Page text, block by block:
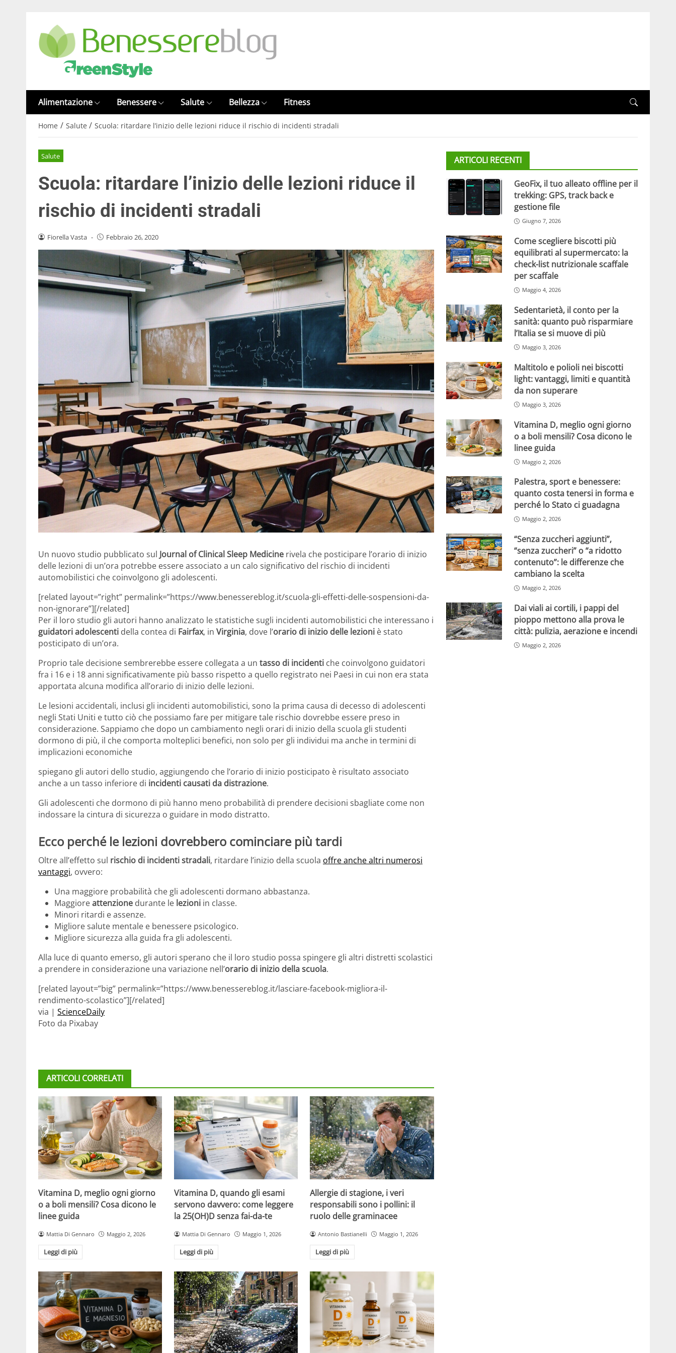
Alimentazione Benessere Salute Bellezza Fitness
Home / Salute / Scuola: ritardare l’inizio delle lezioni riduce il rischio di incidenti stradali
Salute
Scuola: ritardare l’inizio delle lezioni riduce il
rischio di incidenti stradali
Fiorella Vasta - Febbraio 26, 2020
Un nuovo studio pubblicato sul Journal of Clinical Sleep Medicine rivela che posticipare l’orario di inizio
delle lezioni di un’ora potrebbe essere associato a un calo significativo del rischio di incidenti
automobilistici che coinvolgono gli adolescenti.
[related layout=”right” permalink=”https://www.benessereblog.it/scuola-gli-effetti-delle-sospensioni-da-
non-ignorare”][/related]
Per il loro studio gli autori hanno analizzato le statistiche sugli incidenti automobilistici che interessano i
guidatori adolescenti della contea di Fairfax, in Virginia, dove l’orario di inizio delle lezioni è stato
posticipato di un’ora.
Proprio tale decisione sembrerebbe essere collegata a un tasso di incidenti che coinvolgono guidatori
fra i 16 e i 18 anni significativamente più basso rispetto a quello registrato nei Paesi in cui non era stata
apportata alcuna modifica all’orario di inizio delle lezioni.
Le lesioni accidentali, inclusi gli incidenti automobilistici, sono la prima causa di decesso di adolescenti
negli Stati Uniti e tutto ciò che possiamo fare per mitigare tale rischio dovrebbe essere preso in
considerazione. Sappiamo che dopo un cambiamento negli orari di inizio della scuola gli studenti
dormono di più, il che comporta molteplici benefici, non solo per gli individui ma anche in termini di
implicazioni economiche
spiegano gli autori dello studio, aggiungendo che l’orario di inizio posticipato è risultato associato
anche a un tasso inferiore di incidenti causati da distrazione.
Gli adolescenti che dormono di più hanno meno probabilità di prendere decisioni sbagliate come non
indossare la cintura di sicurezza o guidare in modo distratto.
Ecco perché le lezioni dovrebbero cominciare più tardi
Oltre all’effetto sul rischio di incidenti stradali, ritardare l’inizio della scuola offre anche altri numerosi
vantaggi, ovvero:
Una maggiore probabilità che gli adolescenti dormano abbastanza.
Maggioreattenzione durante le lezioni in classe.
Minori ritardi e assenze.
Migliore salute mentale e benessere psicologico.
Migliore sicurezza alla guida fra gli adolescenti.
Alla luce di quanto emerso, gli autori sperano che il loro studio possa spingere gli altri distretti scolastici
a prendere in considerazione una variazione nell’orario di inizio della scuola.
[related layout=”big” permalink=”https://www.benessereblog.it/lasciare-facebook-migliora-il-
rendimento-scolastico”][/related]
via | ScienceDaily
Foto da Pixabay
ARTICOLI CORRELATI
Vitamina D, meglio ogni giorno
o a boli mensili? Cosa dicono le
linee guida
Mattia Di Gennaro Maggio 2, 2026
Leggi di più
Vitamina D, quando gli esami
servono davvero: come leggere
la 25(OH)D senza fai-da-te
Mattia Di Gennaro Maggio 1, 2026
Leggi di più
Allergie di stagione, i veri
responsabili sono i pollini: il
ruolo delle graminacee
Antonio Bastianelli Maggio 1, 2026
Leggi di più
ARTICOLI RECENTI
GeoFix, il tuo alleato offline per il
trekking: GPS, track back e
gestione file
Giugno 7, 2026
Come scegliere biscotti più
equilibrati al supermercato: la
check-list nutrizionale scaffale
per scaffale
Maggio 4, 2026
Sedentarietà, il conto per la
sanità: quanto può risparmiare
l’Italia se si muove di più
Maggio 3, 2026
Maltitolo e polioli nei biscotti
light: vantaggi, limiti e quantità
da non superare
Maggio 3, 2026
Vitamina D, meglio ogni giorno
o a boli mensili? Cosa dicono le
linee guida
Maggio 2, 2026
Palestra, sport e benessere:
quanto costa tenersi in forma e
perché lo Stato ci guadagna
Maggio 2, 2026
“Senza zuccheri aggiunti”,
“senza zuccheri” o “a ridotto
contenuto”: le differenze che
cambiano la scelta
Maggio 2, 2026
Dai viali ai cortili, i pappi del
pioppo mettono alla prova le
città: pulizia, aerazione e incendi
Maggio 2, 2026